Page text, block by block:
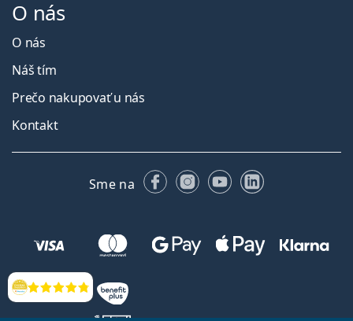
Hodnotenia
O nás
O nás
Náš tím
Prečo nakupovať u nás
Kontakt
Sme na FacebookuInstagrame
YouTubeLinkedIn